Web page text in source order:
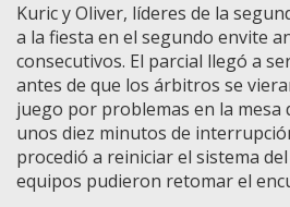
Kuric y Oliver, líderes de la
a la fiesta en el segundo envite
consecutivos. El parcial llegó a
antes de que los árbitros se
juego por problemas en la mesa
unos diez minutos de
procedió a reiniciar el sistema
equipos pudieron retomar el